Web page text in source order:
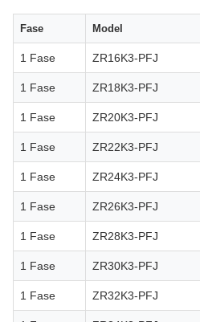
Fase Model
1 Fase ZR16K3-PFJ
1 Fase ZR18K3-PFJ
1 Fase ZR20K3-PFJ
1 Fase ZR22K3-PFJ
1 Fase ZR24K3-PFJ
1 Fase ZR26K3-PFJ
1 Fase ZR28K3-PFJ
1 Fase ZR30K3-PFJ
1 Fase ZR32K3-PFJ